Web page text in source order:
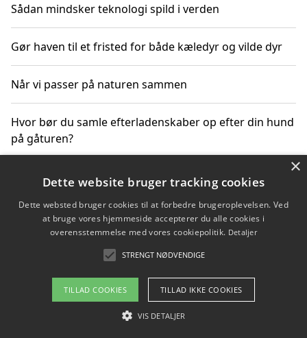
Sådan mindsker teknologi spild i verden
Gør haven til et fristed for både kæledyr og vilde dyr
Når vi passer på naturen sammen
Hvor bør du samle efterladenskaber op efter din hund
på gåturen?
Sådan rydder du effektivt op efter et stort event
Copyright 2026 - Pilanto Aps
Om / kontakt
Blog Betingelser
×
Dette website bruger tracking cookies
Dette websted bruger cookies til at forbedre brugeroplevelsen. Ved
at bruge vores hjemmeside accepterer du alle cookies i
overensstemmelse med vores cookiepolitik. Detaljer
STRENGT NØDVENDIGE
TILLAD COOKIES TILLAD IKKE COOKIES
VIS DETALJER